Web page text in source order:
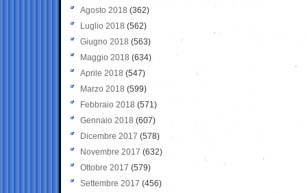
Agosto 2018 (362)
Luglio 2018 (562)
Giugno 2018 (563)
Maggio 2018 (634)
Aprile 2018 (547)
Marzo 2018 (599)
Febbraio 2018 (571)
Gennaio 2018 (607)
Dicembre 2017 (578)
Novembre 2017 (632)
Ottobre 2017 (579)
Settembre 2017 (456)